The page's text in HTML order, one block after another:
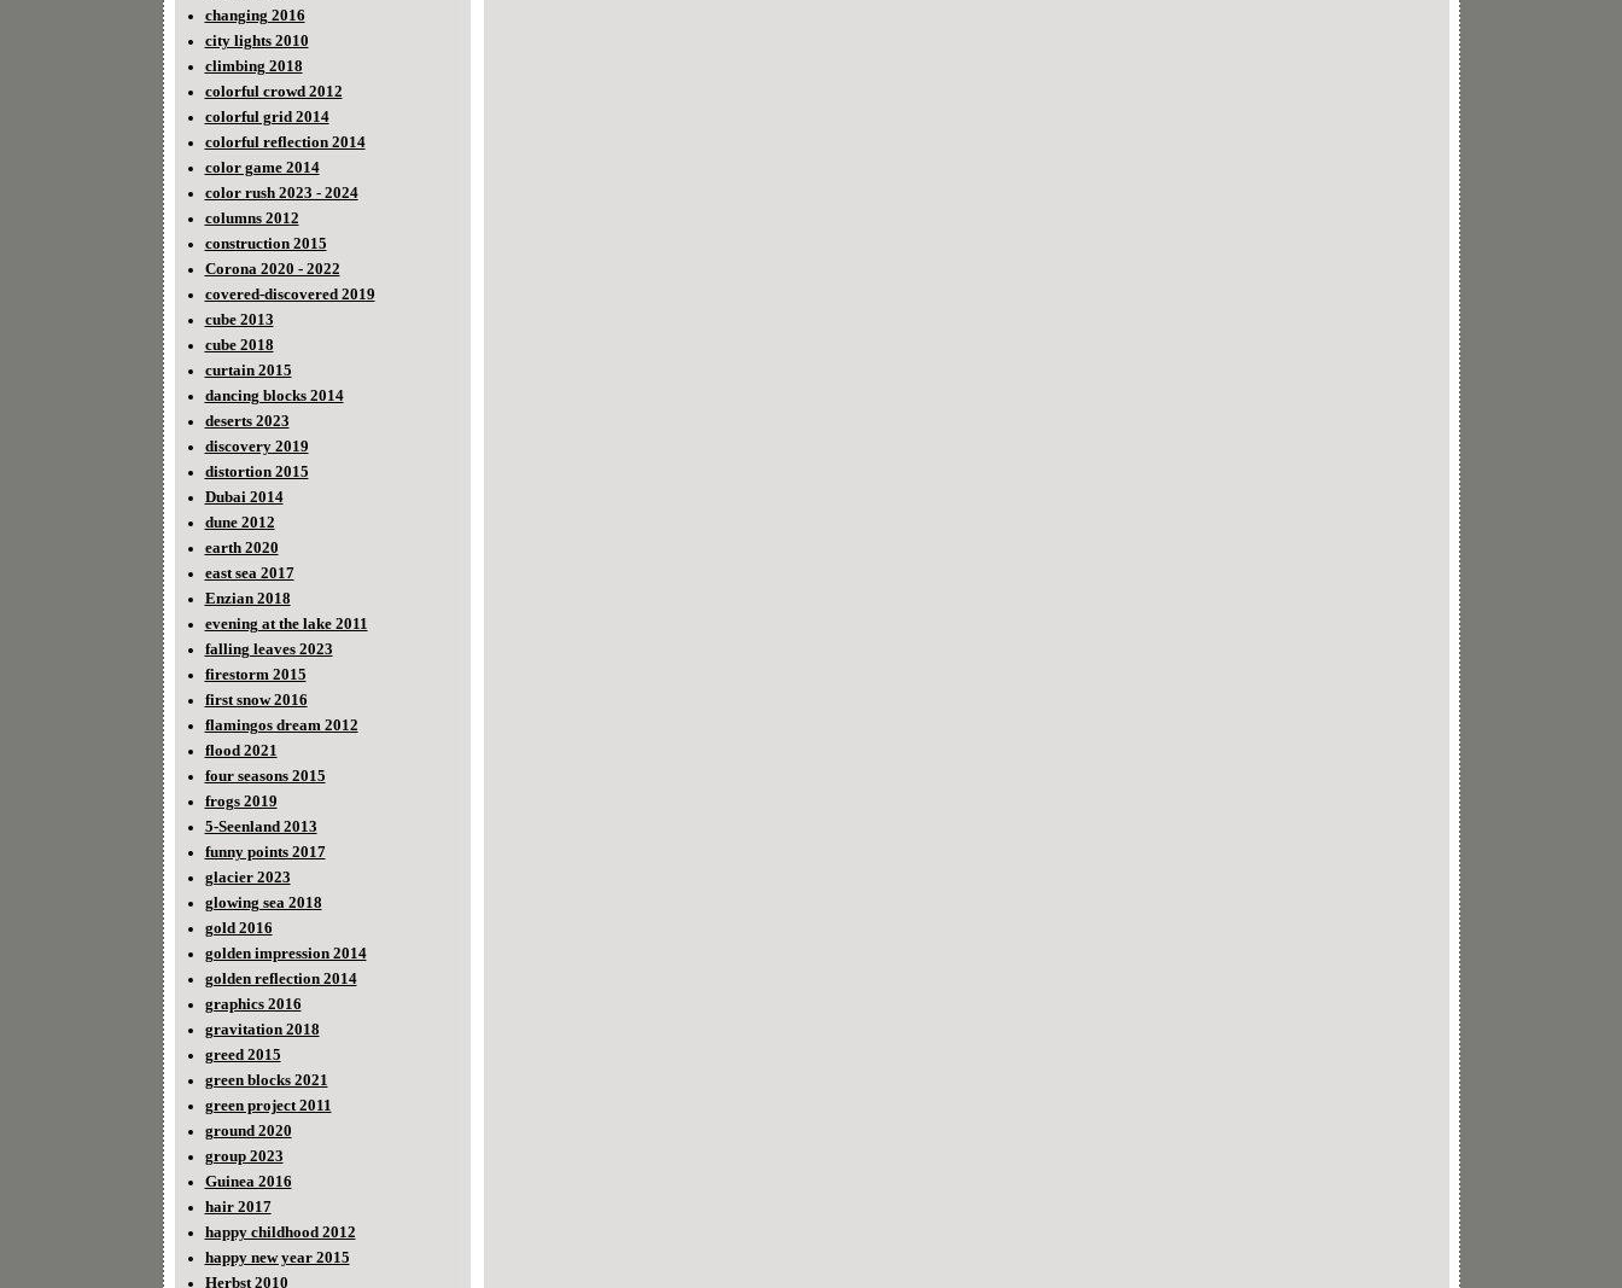
changing 2016
city lights 2010
climbing 2018
colorful crowd 2012
colorful grid 2014
colorful reflection 2014
color game 2014
color rush 2023 - 2024
columns 2012
construction 2015
Corona 2020 - 2022
covered-discovered 2019
cube 2013
cube 2018
curtain 2015
dancing blocks 2014
deserts 2023
discovery 2019
distortion 2015
Dubai 2014
dune 2012
earth 2020
east sea 2017
Enzian 2018
evening at the lake 2011
falling leaves 2023
firestorm 2015
first snow 2016
flamingos dream 2012
flood 2021
four seasons 2015
frogs 2019
5-Seenland 2013
funny points 2017
glacier 2023
glowing sea 2018
gold 2016
golden impression 2014
golden reflection 2014
graphics 2016
gravitation 2018
greed 2015
green blocks 2021
green project 2011
ground 2020
group 2023
Guinea 2016
hair 2017
happy childhood 2012
happy new year 2015
Herbst 2010